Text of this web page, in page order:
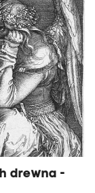
drewna -